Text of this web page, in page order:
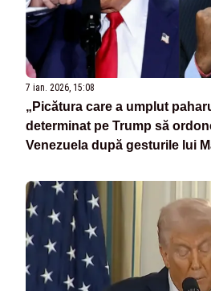
7 ian. 2026, 15:08
„Picătura care a umplut
determinat pe Trump să
Venezuela după gesturile lui